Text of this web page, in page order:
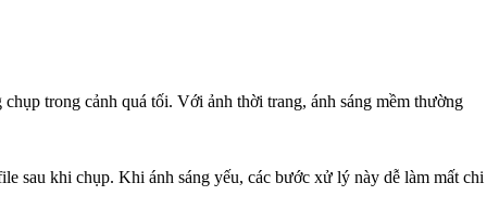
trong cảnh quá tối. Với ảnh thời trang, ánh sáng mềm thường
sau khi chụp. Khi ánh sáng yếu, các bước xử lý này dễ làm mất chi